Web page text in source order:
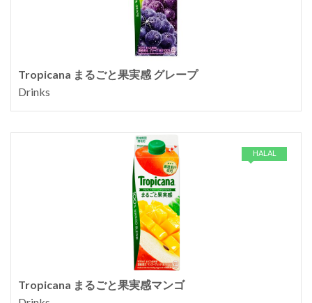
Tropicana まるごと果実感 グレープ
Drinks
HALAL
Tropicana まるごと果実感マンゴ